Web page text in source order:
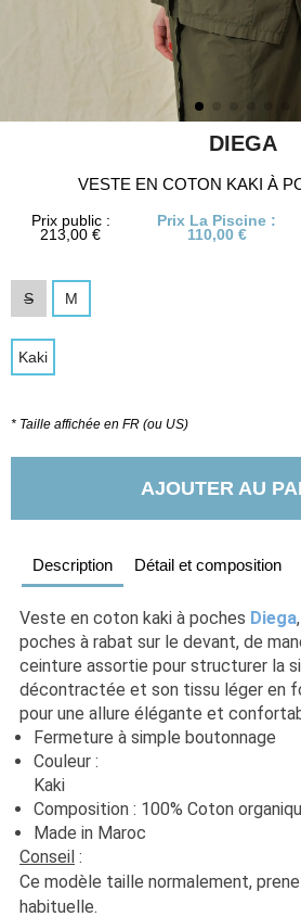
DIEGA
VESTE EN COTON KAKI À
Prix public :
213,00 €
Prix La Piscine :
110,00 €
S M
Kaki
* Taille affichée en FR (ou US)
AJOUTER AU
Description Détail et composition
Veste en coton kaki à poches Diega
poches à rabat sur le devant, de
ceinture assortie pour structurer la
décontractée et son tissu léger en
pour une allure élégante et
Fermeture à simple boutonnage
Couleur :
Composition : 100% Coton
Made in Maroc
Conseil :
Ce modèle taille normalement,
habituelle.